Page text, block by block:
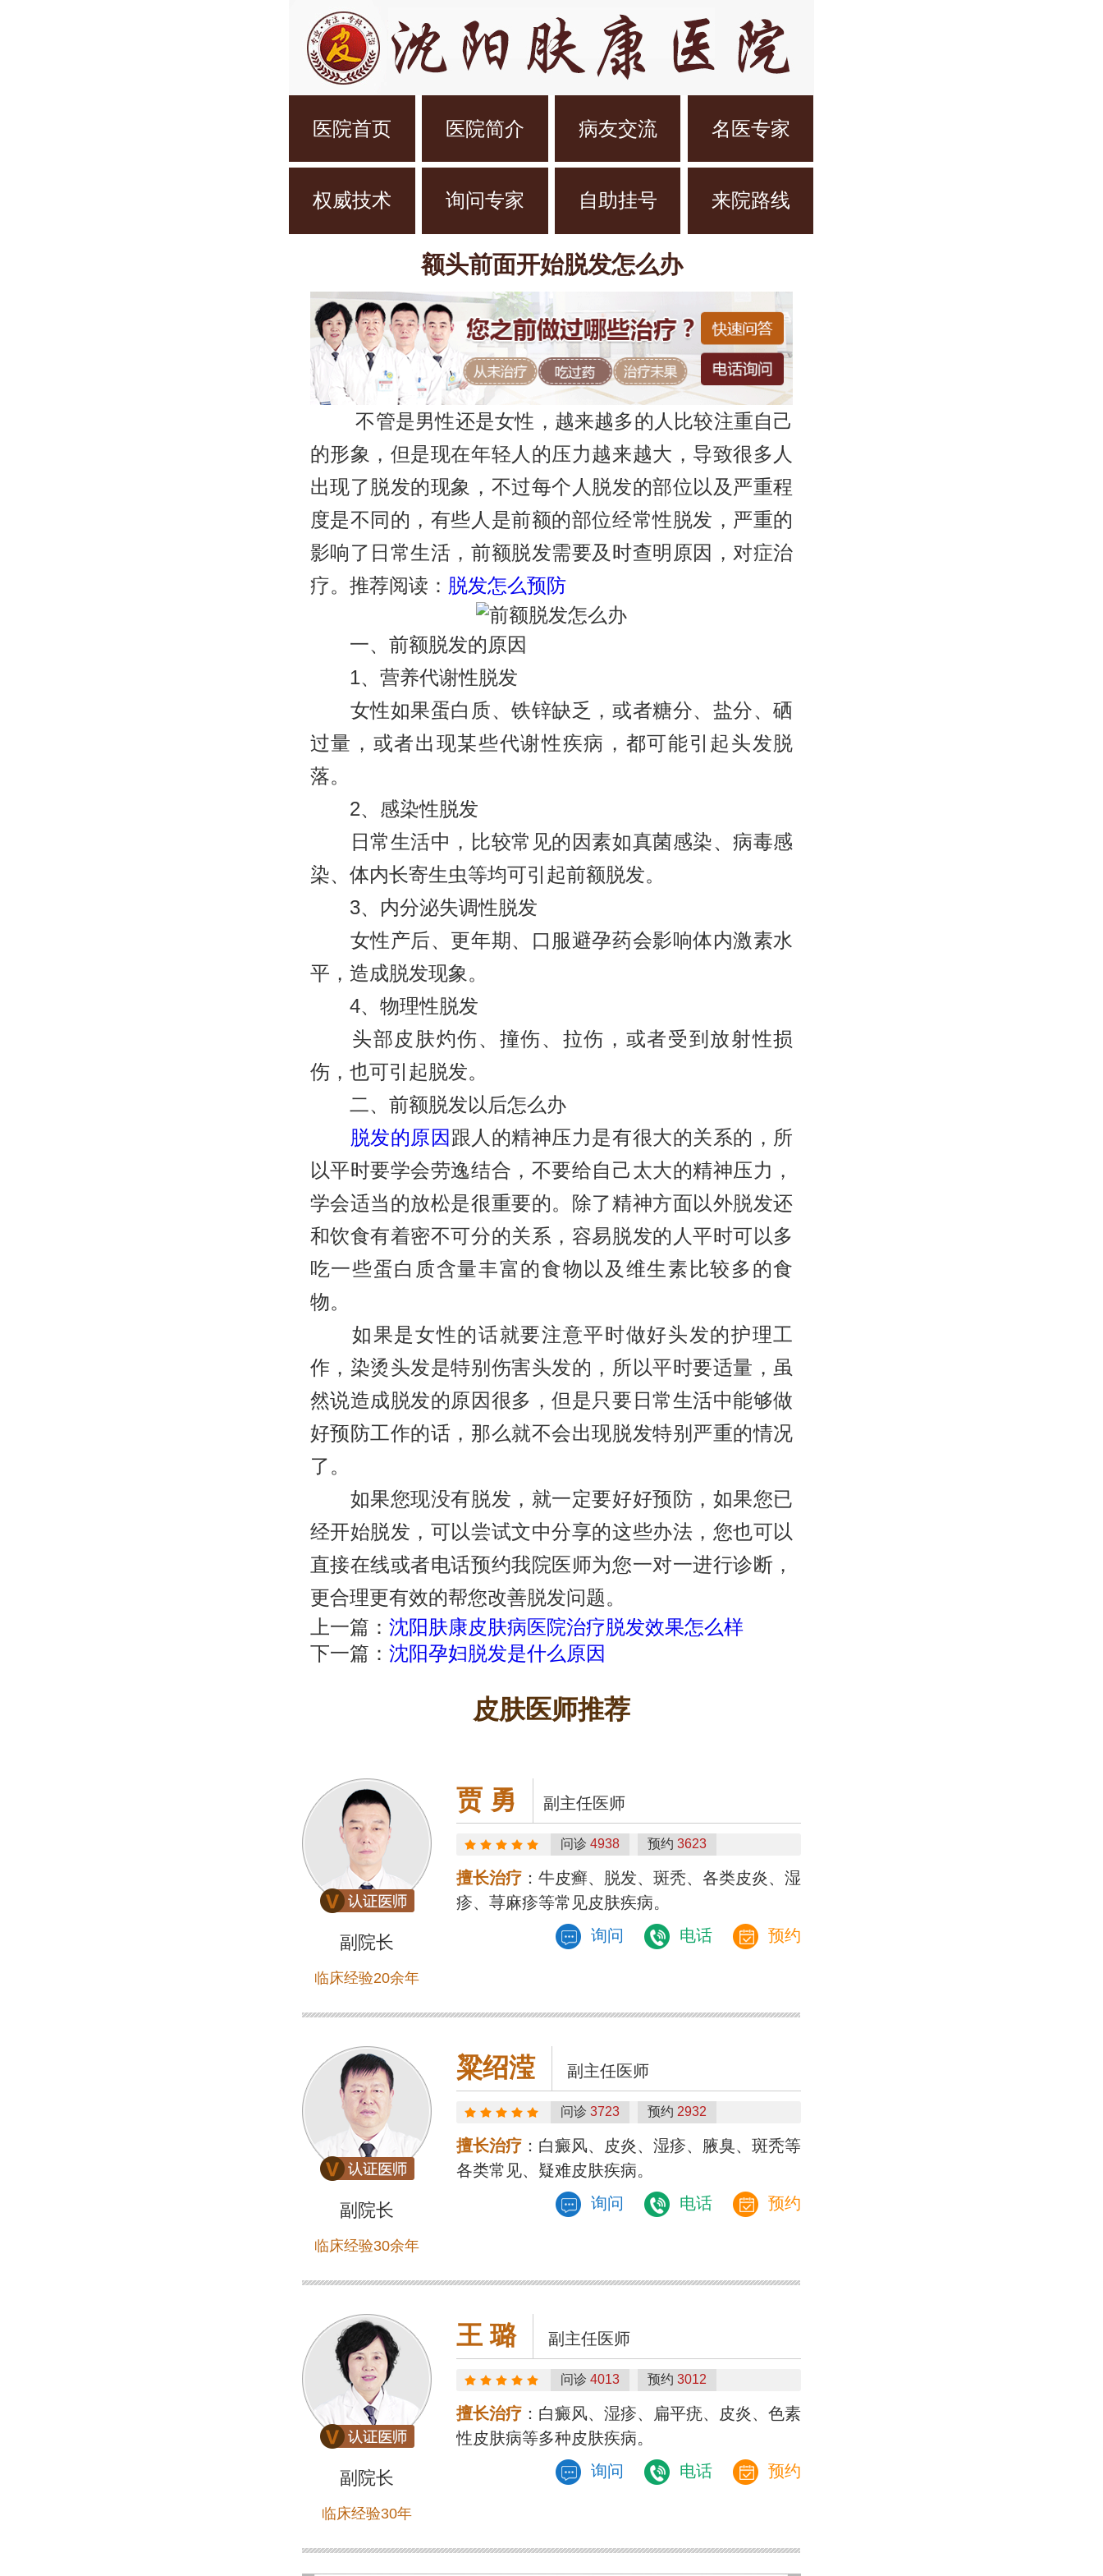
医院首页 医院简介 病友交流 名医专家
权威技术 询问专家 自助挂号 来院路线
额头前面开始脱发怎么办
不管是男性还是女性，越来越多的人比较注重自己
的形象，但是现在年轻人的压力越来越大，导致很多人
出现了脱发的现象，不过每个人脱发的部位以及严重程
度是不同的，有些人是前额的部位经常性脱发，严重的
影响了日常生活，前额脱发需要及时查明原因，对症治
疗。推荐阅读： 脱发怎么预防
一、前额脱发的原因
1、营养代谢性脱发
女性如果蛋白质、铁锌缺乏，或者糖分、盐分、硒
过量，或者出现某些代谢性疾病，都可能引起头发脱
落。
2、感染性脱发
日常生活中，比较常见的因素如真菌感染、病毒感
染、体内长寄生虫等均可引起前额脱发。
3、内分泌失调性脱发
女性产后、更年期、口服避孕药会影响体内激素水
平，造成脱发现象。
4、物理性脱发
头部皮肤灼伤、撞伤、拉伤，或者受到放射性损
伤，也可引起脱发。
二、前额脱发以后怎么办
脱发的原因跟人的精神压力是有很大的关系的，所
以平时要学会劳逸结合，不要给自己太大的精神压力，
学会适当的放松是很重要的。除了精神方面以外脱发还
和饮食有着密不可分的关系，容易脱发的人平时可以多
吃一些蛋白质含量丰富的食物以及维生素比较多的食
物。
如果是女性的话就要注意平时做好头发的护理工
作，染烫头发是特别伤害头发的，所以平时要适量，虽
然说造成脱发的原因很多，但是只要日常生活中能够做
好预防工作的话，那么就不会出现脱发特别严重的情况
了。
如果您现没有脱发，就一定要好好预防，如果您已
经开始脱发，可以尝试文中分享的这些办法，您也可以
直接在线或者电话预约我院医师为您一对一进行诊断，
更合理更有效的帮您改善脱发问题。
上一篇： 沈阳肤康皮肤病医院治疗脱发效果怎么样
下一篇： 沈阳孕妇脱发是什么原因
皮肤医师推荐
副院长
临床经验20余年
贾 勇 副主任医师
问诊 4938 预约 3623
擅长治疗 ：牛皮癣、脱发、斑秃、各类皮炎、湿
疹、荨麻疹等常见皮肤疾病。
询问
电话 预约
副院长
临床经验30余年
粱绍滢 副主任医师
问诊 3723 预约 2932
擅长治疗 ：白癜风、皮炎、湿疹、腋臭、斑秃等
各类常见、疑难皮肤疾病。
询问
电话 预约
副院长
临床经验30年
王 璐 副主任医师
问诊 4013 预约 3012
擅长治疗 ：白癜风、湿疹、扁平疣、皮炎、色素
性皮肤病等多种皮肤疾病。
询问
电话 预约